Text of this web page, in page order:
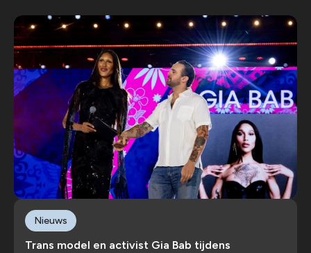
Trans model en activist Gia Bab tijdens
Nieuws